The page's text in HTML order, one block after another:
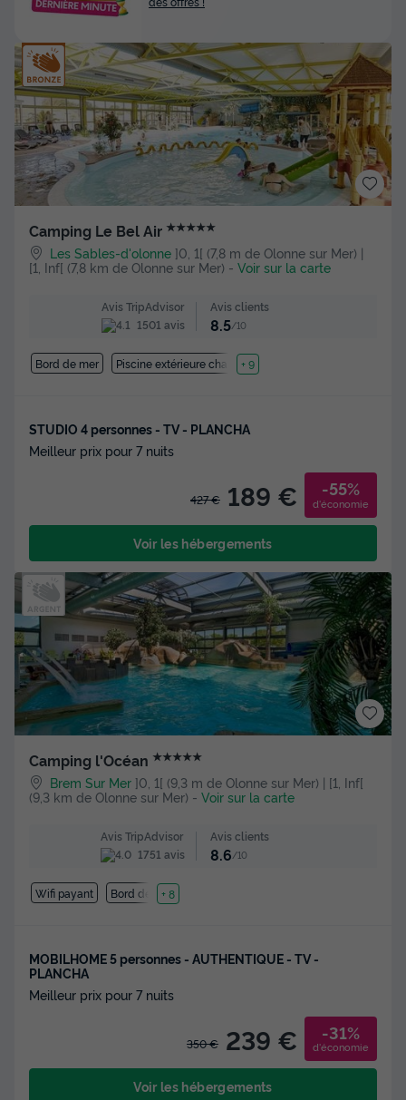
Camping Le Bel Air ★★★★★
Les Sables-d'olonne ]0, 1[ (7,8 m de Olonne sur Mer) |
[1, Inf[ (7,8 km de Olonne sur Mer) - Voir sur la carte
Avis TripAdvisor
1501 avis
Avis clients
8.5/10
Bord de mer Piscine extérieure chauffée
+ 9
STUDIO 4 personnes - TV - PLANCHA
Meilleur prix pour 7 nuits
427 € 189 € -55%
d'économie
Voir les hébergements
Camping l'Océan ★★★★★
Brem Sur Mer ]0, 1[ (9,3 m de Olonne sur Mer) | [1, Inf[
(9,3 km de Olonne sur Mer) - Voir sur la carte
Avis TripAdvisor
1751 avis
Avis clients
8.6/10
Wifi payant Bord de mer
+ 8
MOBILHOME 5 personnes - AUTHENTIQUE - TV -
PLANCHA
Meilleur prix pour 7 nuits
350 € 239 € -31%
d'économie
Voir les hébergements